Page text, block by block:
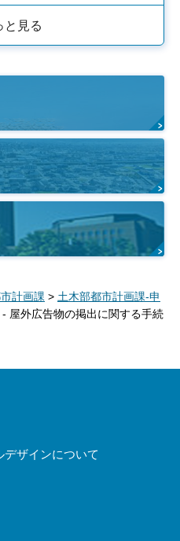
と見る
計画課 > 土木部都市計画課-申
屋外広告物の掲出に関する手続
ザインについて